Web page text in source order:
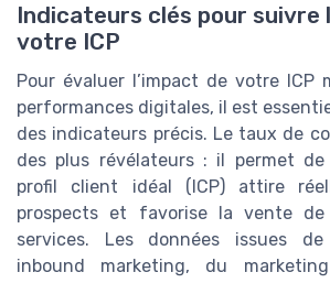
Indicateurs clés pour suivre
votre ICP
Pour évaluer l’impact de votre ICP
performances digitales, il est
des indicateurs précis. Le taux de
des plus révélateurs : il permet
profil client idéal (ICP) attire
prospects et favorise la vente
services. Les données issues
inbound marketing, du